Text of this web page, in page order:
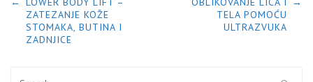
POST NAVIGATION
ZATEZANJE KOŽE
STOMAKA, BUTINA I
ZADNJICE
TELA POMOĆU
ULTRAZVUKA